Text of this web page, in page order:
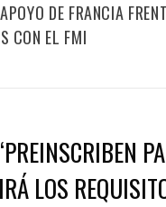
DE FRANCIA
CON EL FMI
PREINSCRIBEN
LOS